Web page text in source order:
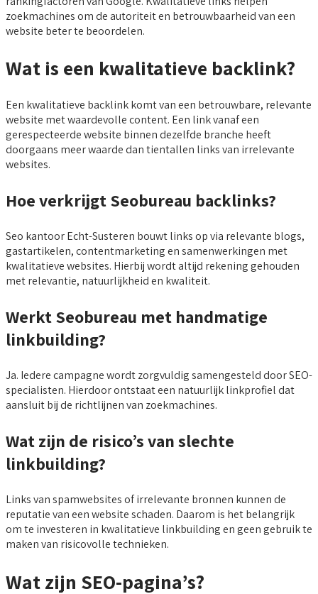
zoekmachines om de autoriteit en betrouwbaarheid van een
website beter te beoordelen.
Wat is een kwalitatieve backlink?
Een kwalitatieve backlink komt van een betrouwbare, relevante
website met waardevolle content. Een link vanaf een
gerespecteerde website binnen dezelfde branche heeft
doorgaans meer waarde dan tientallen links van irrelevante
websites.
Hoe verkrijgt Seobureau backlinks?
Seo kantoor Echt-Susteren bouwt links op via relevante blogs,
gastartikelen, contentmarketing en samenwerkingen met
kwalitatieve websites. Hierbij wordt altijd rekening gehouden
met relevantie, natuurlijkheid en kwaliteit.
Werkt Seobureau met handmatige
linkbuilding?
Ja. Iedere campagne wordt zorgvuldig samengesteld door SEO-
specialisten. Hierdoor ontstaat een natuurlijk linkprofiel dat
aansluit bij de richtlijnen van zoekmachines.
Wat zijn de risico’s van slechte
linkbuilding?
Links van spamwebsites of irrelevante bronnen kunnen de
reputatie van een website schaden. Daarom is het belangrijk
om te investeren in kwalitatieve linkbuilding en geen gebruik te
maken van risicovolle technieken.
Wat zijn SEO-pagina’s?